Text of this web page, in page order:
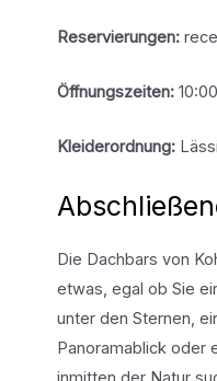
Reservierungen:
Öffnungszeiten:
Kleiderordnung:
Die Dachbars von
etwas, egal ob Sie
unter den Sternen,
Panoramablick oder